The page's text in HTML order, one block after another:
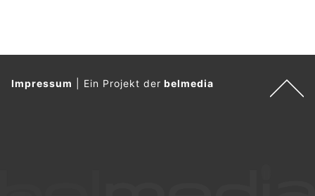
Impressum Ein Projekt derbelmedia